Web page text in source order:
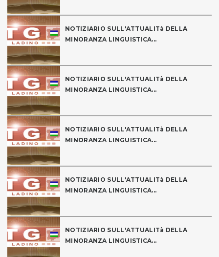
NOTIZIARIO SULL'ATTUALITà DELLA
MINORANZA LINGUISTICA...
NOTIZIARIO SULL'ATTUALITà DELLA
MINORANZA LINGUISTICA...
NOTIZIARIO SULL'ATTUALITà DELLA
MINORANZA LINGUISTICA...
NOTIZIARIO SULL'ATTUALITà DELLA
MINORANZA LINGUISTICA...
NOTIZIARIO SULL'ATTUALITà DELLA
MINORANZA LINGUISTICA...